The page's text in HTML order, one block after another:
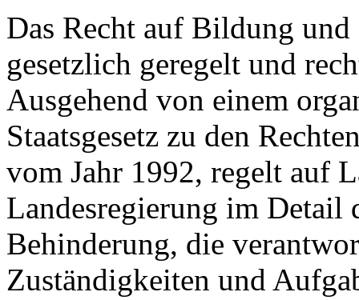
Das Recht auf Bildung
gesetzlich geregelt und
Ausgehend von einem
Staatsgesetz zu den
vom Jahr 1992, regelt auf
Landesregierung im Detail
Behinderung, die
Zuständigkeiten und